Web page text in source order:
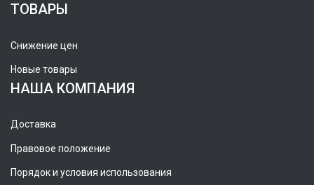
ТОВАРЫ
Снижение цен
Новые товары
НАША КОМПАНИЯ
Доставка
Правовое положение
Порядок и условия использования